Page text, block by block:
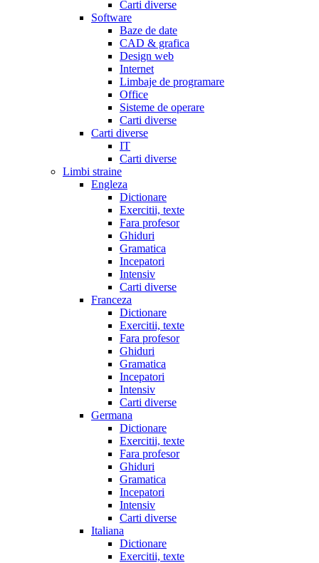
Carti diverse
Software
Baze de date
CAD & grafica
Design web
Internet
Limbaje de programare
Office
Sisteme de operare
Carti diverse
Carti diverse
IT
Carti diverse
Limbi straine
Engleza
Dictionare
Exercitii, texte
Fara profesor
Ghiduri
Gramatica
Incepatori
Intensiv
Carti diverse
Franceza
Dictionare
Exercitii, texte
Fara profesor
Ghiduri
Gramatica
Incepatori
Intensiv
Carti diverse
Germana
Dictionare
Exercitii, texte
Fara profesor
Ghiduri
Gramatica
Incepatori
Intensiv
Carti diverse
Italiana
Dictionare
Exercitii, texte